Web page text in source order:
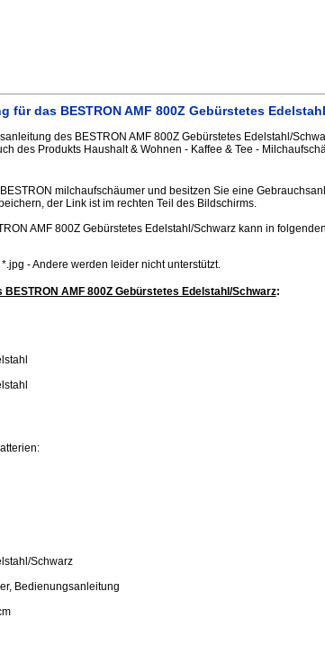
für das BESTRON AMF 800Z Gebürstetes
des BESTRON AMF 800Z Gebürstetes Edelstahl/
des Produkts Haushalt & Wohnen - Kaffee & Tee -
milchaufschäumer und besitzen Sie eine
der Link ist im rechten Teil des Bildschirms.
AMF 800Z Gebürstetes Edelstahl/Schwarz kann in
- Andere werden leider nicht unterstützt.
AMF 800Z Gebürstetes Edelstahl/Schwarz:
Schwarz
Bedienungsanleitung